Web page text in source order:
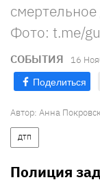
Фото: t.me/
СОБЫТИЯ 16
Поделиться
Автор: Анна
ДТП
Полиция